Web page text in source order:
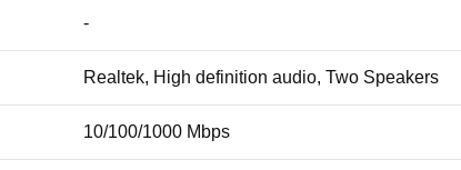
-
Realtek, High definition audio, Two Speakers
10/100/1000 Mbps